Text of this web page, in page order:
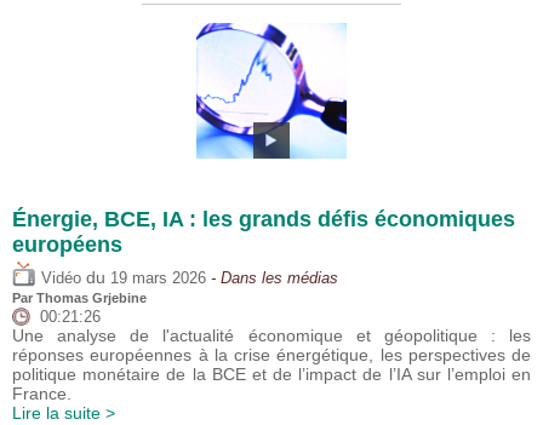
Énergie, BCE, IA : les grands défis économiques
européens
Vidéo du 19 mars 2026 - Dans les médias
Par Thomas Grjebine
00:21:26
Une analyse de l'actualité économique et géopolitique : les
réponses européennes à la crise énergétique, les perspectives de
politique monétaire de la BCE et de l’impact de l’IA sur l’emploi en
France.
Lire la suite >